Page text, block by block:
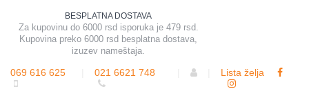
BESPLATNA DOSTAVA
Za kupovinu do 6000 rsd isporuka je 479 rsd.
Kupovina preko 6000 rsd besplatna dostava,
izuzev nameštaja.
069 616 625 021 6621 748 Lista želja